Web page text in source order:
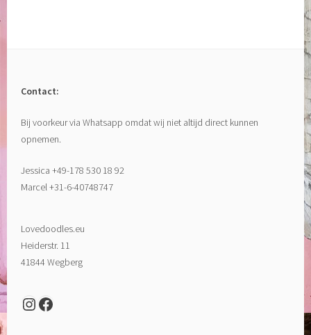
Contact:
Bij voorkeur via Whatsapp omdat wij niet altijd direct kunnen
opnemen.
Jessica +49-178 530 18 92
Marcel +31-6-40748747
Lovedoodles.eu
Heiderstr. 11
41844 Wegberg
Instagram
Facebook